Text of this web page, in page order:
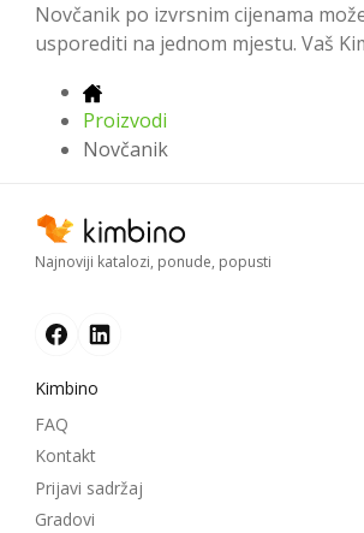
Novčanik po izvrsnim cijenama
usporediti na jednom mjestu. Vaš
Proizvodi
Novčanik
Najnoviji katalozi, ponude, popusti
Kimbino
FAQ
Kontakt
Prijavi sadržaj
Gradovi